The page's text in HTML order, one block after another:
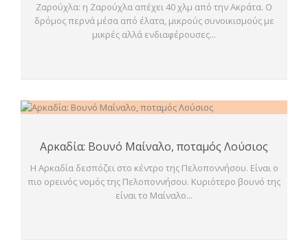
Ζαρούχλα: η Ζαρούχλα απέχει 40 χλμ από την Ακράτα. Ο
δρόμος περνά μέσα από έλατα, μικρούς συνοικισμούς με
μικρές αλλά ενδιαφέρουσες...
Αρκαδία: Βουνό Μαίναλο, ποταμός Λούσιος
Η Αρκαδία δεσπόζει στο κέντρο της Πελοποννήσου. Είναι ο
πιο ορεινός νομός της Πελοποννήσου. Κυριότερο βουνό της
είναι το Μαίναλο...